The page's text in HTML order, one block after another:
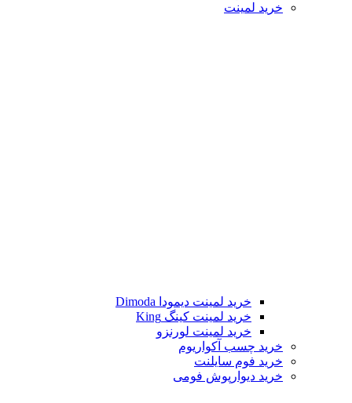
خرید لمینت
خرید لمینت دیمودا Dimoda
خرید لمینت کینگ King
خرید لمینت لورنزو
خرید چسب آکواریوم
خرید فوم سایلنت
خرید دیوارپوش فومی